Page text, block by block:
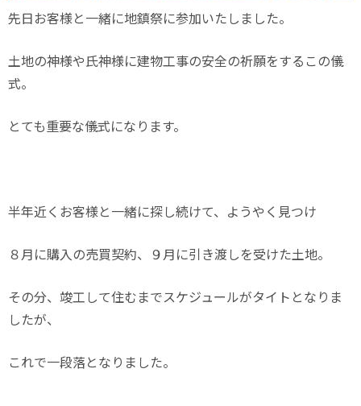
先日お客様と一緒に地鎮祭に参加いたしました。
土地の神様や氏神様に建物工事の安全の祈願をするこの儀
式。
とても重要な儀式になります。
半年近くお客様と一緒に探し続けて、ようやく見つけ
８月に購入の売買契約、９月に引き渡しを受けた土地。
その分、竣工して住むまでスケジュールがタイトとなりま
したが、
これで一段落となりました。